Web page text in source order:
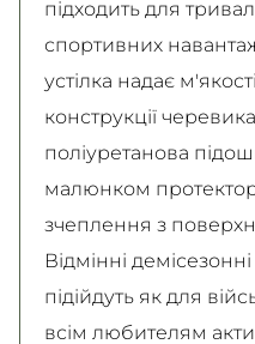
підходить для
спортивних
устілка надає
конструкції
поліуретанова
малюнком
зчеплення з
Відмінні
підійдуть як для
всім любителям